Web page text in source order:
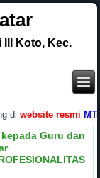
Koto, Kec.
resmi MTsN 17
Guru dan